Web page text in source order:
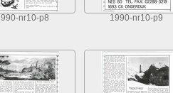
nr10-p8 1990-nr10-p9